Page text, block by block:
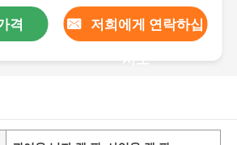
격 저희에게 연락하십
시오